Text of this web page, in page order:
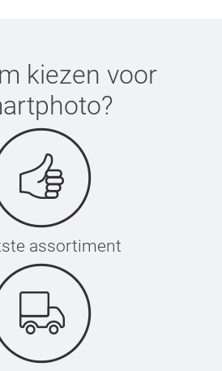
kiezen voor
?
assortiment